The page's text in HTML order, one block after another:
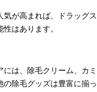
気が高まれば、ドラッグ
はあります。
には、除毛クリーム、カ
の除毛グッズは豊富に揃